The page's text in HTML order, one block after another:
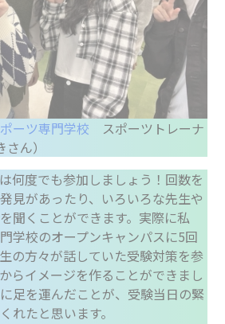
ーツ専門学校 スポーツトレーナ
ん）
何度でも参加しましょう！回数を
見があったり、いろいろな先生や
聞くことができます。実際に私
学校のオープンキャンパスに5回
の方々が話していた受験対策を参
らイメージを作ることができまし
足を運んだことが、受験当日の緊
れたと思います。